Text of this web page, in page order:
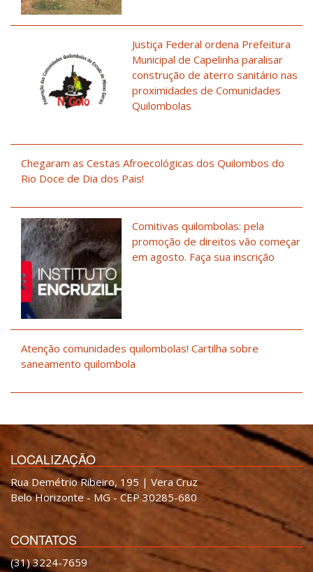
Justiça Federal ordena Prefeitura
Municipal de Capelinha paralisar
construção de aterro sanitário nas
proximidades de Comunidades
Quilombolas
Chegaram as Cestas Afroecológicas dos Quilombos do
Rio Doce de Dia dos Pais!
Comitivas quilombolas: pela
promoção de direitos vão começar
em agosto. Faça sua inscrição
Atenção comunidades quilombolas! Cartilha sobre
saneamento quilombola
LOCALIZAÇÃO
Rua Demétrio Ribeiro, 195 | Vera Cruz
Belo Horizonte - MG - CEP 30285-680
CONTATOS
(31) 3224-7659